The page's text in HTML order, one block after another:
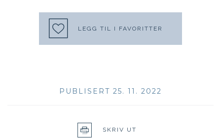
LEGG TIL I FAVORITTER
PUBLISERT 25. 11. 2022
SKRIV UT